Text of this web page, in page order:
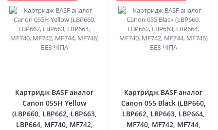
Картридж BASF аналог
Canon 055H Yellow
(LBP660, LBP662, LBP663,
LBP664, MF740, MF742,
Картридж BASF аналог
Canon 055 Black (LBP660,
LBP662, LBP663, LBP664,
MF740, MF742, MF744,